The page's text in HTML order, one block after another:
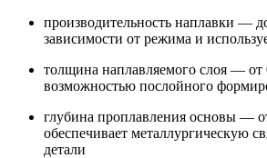
производительность наплавки —
зависимости от режима и
толщина наплавляемого слоя — от
возможностью послойного
глубина проплавления основы —
обеспечивает металлургическую
детали